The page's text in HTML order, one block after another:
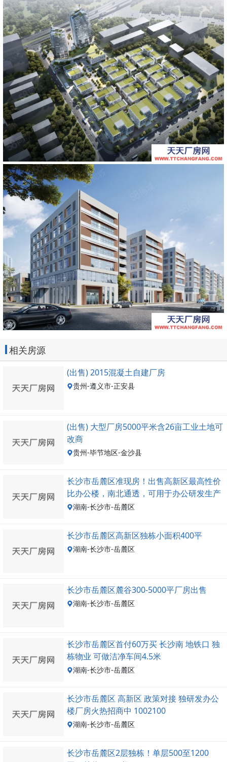
相关房源
(出售) 2015混凝土自建厂房
贵州-遵义市-正安县
(出售) 大型厂房5000平米含26亩工业土地可
改商
贵州-毕节地区-金沙县
长沙市岳麓区准现房！出售高新区最高性价
比办公楼，南北通透，可用于办公研发生产
仓储
湖南-长沙市-岳麓区
长沙市岳麓区高新区独栋小面积400平
湖南-长沙市-岳麓区
长沙市岳麓区麓谷300-5000平厂房出售
湖南-长沙市-岳麓区
长沙市岳麓区首付60万买 长沙南 地铁口 独
栋物业 可做洁净车间4.5米
湖南-长沙市-岳麓区
长沙市岳麓区 高新区 政策对接 独研发办公
楼厂房火热招商中 1002100
湖南-长沙市-岳麓区
长沙市岳麓区2层独栋！单层500至1200